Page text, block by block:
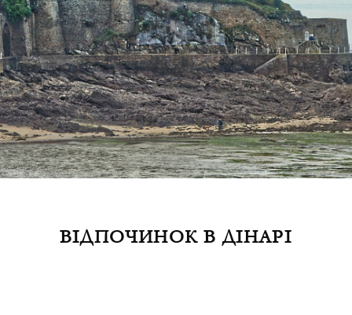
ВІДПОЧИНОК В ДІНАРІ